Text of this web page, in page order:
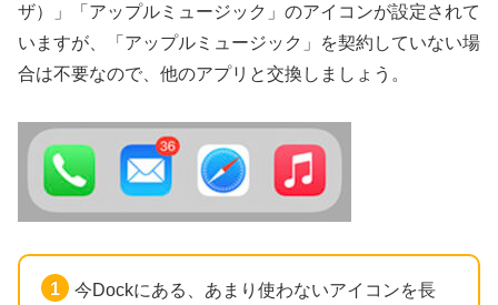
ザ）」「アップルミュージック」のアイコンが設定されて
いますが、「アップルミュージック」を契約していない場
合は不要なので、他のアプリと交換しましょう。
今Dockにある、あまり使わないアイコンを長